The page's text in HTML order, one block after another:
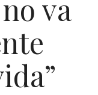
va